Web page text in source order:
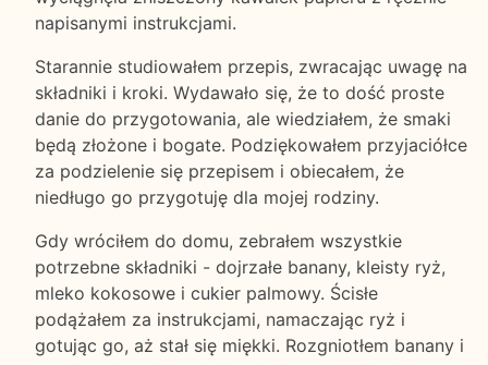
napisanymi instrukcjami.
Starannie studiowałem przepis, zwracając uwagę na
składniki i kroki. Wydawało się, że to dość proste
danie do przygotowania, ale wiedziałem, że smaki
będą złożone i bogate. Podziękowałem przyjaciółce
za podzielenie się przepisem i obiecałem, że
niedługo go przygotuję dla mojej rodziny.
Gdy wróciłem do domu, zebrałem wszystkie
potrzebne składniki - dojrzałe banany, kleisty ryż,
mleko kokosowe i cukier palmowy. Ścisłe
podążałem za instrukcjami, namaczając ryż i
gotując go, aż stał się miękki. Rozgniotłem banany i